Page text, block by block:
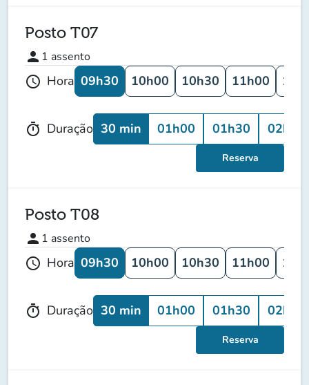
Posto T07
person 1 assento
schedule Hora 09h30 10h00 10h30 11h00
timer Duração 30 min 01h00 01h30 02h00
Reserva
Posto T08
person 1 assento
schedule Hora 09h30 10h00 10h30 11h00
timer Duração 30 min 01h00 01h30 02h00
Reserva